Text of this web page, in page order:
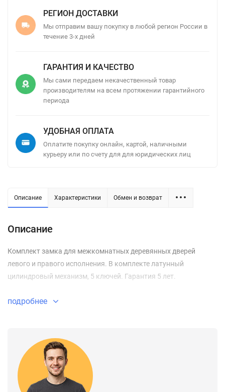
РЕГИОН ДОСТАВКИ
Мы отправим вашу покупку в любой регион России в
течение 3-х дней
ГАРАНТИЯ И КАЧЕСТВО
Мы сами передаем некачественный товар
производителям на всем протяжении гарантийного
периода
УДОБНАЯ ОПЛАТА
Оплатите покупку онлайн, картой, наличными
курьеру или по счету для для юридических лиц
Описание Характеристики Обмен и возврат
Описание
Комплект замка для межкомнатных деревянных дверей
левого и правого исполнения. В комплекте латунный
цилиндровый механизм, 5 ключей. Гарантия 5 лет.
подробнее